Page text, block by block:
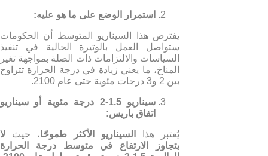
استمرار الوضع على ما هو عليه:
يفترض هذا السيناريو المتوسط أن الحكومات
ستواصل العمل بالوتيرة الحالية في تنفيذ
السياسات والالتزامات ذات الصلة بمواجهة تغير
المناخ، ما يعني زيادة في درجة الحرارة تتراوح
بين 2 و3 درجات مئوية حتى عام 2100.
سيناريو1.5-2
درجة مئوية أو سيناريو
اتفاق باريس:
يُعتبر هذا السيناريو الأكثر طموحًا، حيث لا
يتجاوز الارتفاع في متوسط درجة الحرارة